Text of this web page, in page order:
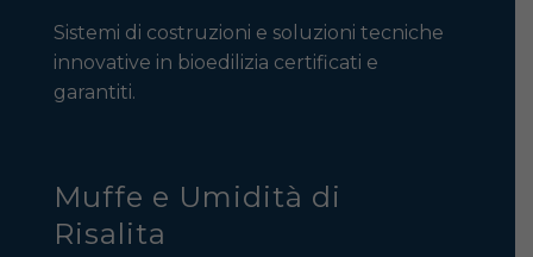
Sistemi di costruzioni e soluzioni tecniche
innovative in bioedilizia certificati e
garantiti.
Muffe e Umidità di
Risalita